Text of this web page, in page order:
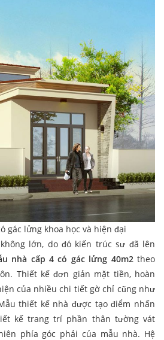
gác lửng khoa học và hiện đại
lớn, do đó kiến trúc sư đã lên
nhà cấp 4 có gác lửng 40m2theo
Thiết kế đơn giản mặt tiền, hoàn
của nhiều chi tiết gờ chỉ cũng như
thiết kế nhà được tạo điểm nhấn
kế trang trí phần thân tường vát
phía góc phải của mẫu nhà. Hệ